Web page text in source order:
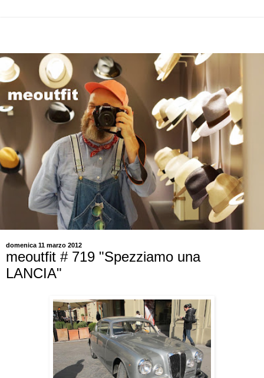
domenica 11 marzo 2012
meoutfit # 719 "Spezziamo una
LANCIA"